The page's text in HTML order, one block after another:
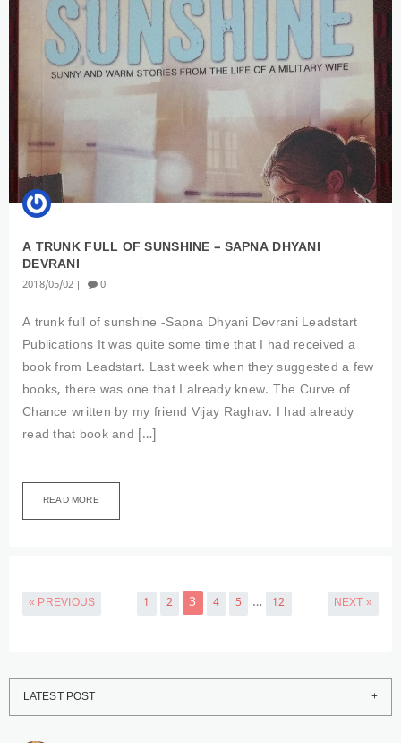
A TRUNK FULL OF SUNSHINE – SAPNA DHYANI
DEVRANI
2018 05 02 0
A trunk full of sunshine -Sapna Dhyani Devrani Leadstart
Publications It was quite some time that I had received a
book from Leadstart. Last week when they suggested a few
books, there was one that I already knew. The Curve of
Chance written by my friend Vijay Raghav. I had already
read that book and […]
READ MORE
« PREVIOUS 1 2 3 4 5 … 12 NEXT »
LATEST POST